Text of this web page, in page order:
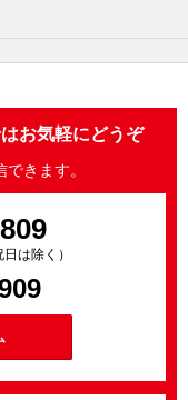
お気軽にどうぞ
きます。
は除く）